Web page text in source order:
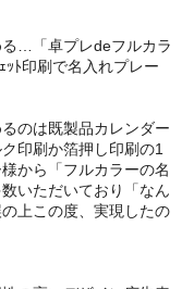
…「卓プレdeフルカラ
ｯﾄ印刷で名入れプレー
のは既製品カレンダー
印刷か箔押し印刷の1
から「フルカラーの名
いただいており「なん
上この度、実現したの